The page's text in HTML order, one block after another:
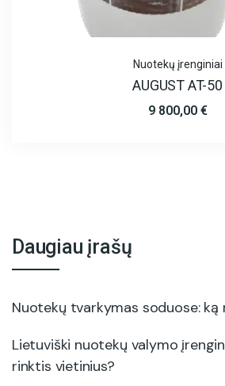
Nuotekų įrenginiai
AUGUST AT-50
9 800,00 €
Daugiau įrašų
Nuotekų tvarkymas soduose: ką
Lietuviški nuotekų valymo
rinktis vietinius?